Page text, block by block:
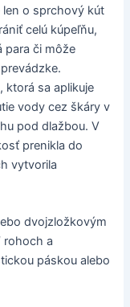
len o sprchový kút
celú kúpeľňu,
para či môže
ktorá sa aplikuje
vody cez škáry v
pod dlažbou. V
prenikla do
vytvorila
dvojzložkovým
rohoch a
páskou alebo